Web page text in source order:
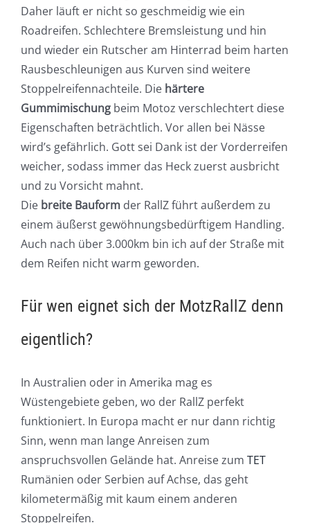
Daher läuft er nicht so geschmeidig wie ein
Roadreifen. Schlechtere Bremsleistung und hin
und wieder ein Rutscher am Hinterrad beim harten
Rausbeschleunigen aus Kurven sind weitere
Stoppelreifennachteile. Die härtere
Gummimischung beim Motoz verschlechtert diese
Eigenschaften beträchtlich. Vor allen bei Nässe
wird’s gefährlich. Gott sei Dank ist der Vorderreifen
weicher, sodass immer das Heck zuerst ausbricht
und zu Vorsicht mahnt.
Die breite Bauform der RallZ führt außerdem zu
einem äußerst gewöhnungsbedürftigem Handling.
Auch nach über 3.000km bin ich auf der Straße mit
dem Reifen nicht warm geworden.
Für wen eignet sich der MotzRallZ denn
eigentlich?
In Australien oder in Amerika mag es
Wüstengebiete geben, wo der RallZ perfekt
funktioniert. In Europa macht er nur dann richtig
Sinn, wenn man lange Anreisen zum
anspruchsvollen Gelände hat. Anreise zum TET
Rumänien oder Serbien auf Achse, das geht
kilometermäßig mit kaum einem anderen
Stoppelreifen.